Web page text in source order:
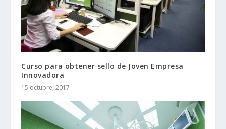
Curso para obtener sello de Joven Empresa
Innovadora
15 octubre, 2017